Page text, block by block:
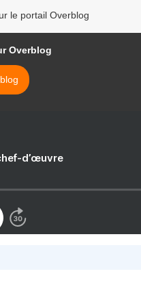
le portail Overblog
Overblog
d’œuvre